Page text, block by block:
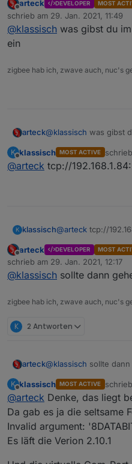
Fehlermeldung
Offline
arteck DEVELOPER MOST
schrieb am 29. Jan. 2021, 11:49
zuletzt editiert von
@klassisch was gibst du
ein
zigbee hab ich, zwave auch, nuc's
arteck@klassisch was gibst
K
Offline
klassisch MOST ACTIVE
zuletzt
@arteck tcp://
K klassisch@arteck tcp://
Offline
arteck DEVELOPER MOST
schrieb am 29. Jan. 2021, 12:17
zuletzt editiert von
@klassisch sollte dann
zigbee hab ich, zwave auch, nuc's
K 2 Antworten
arteck@klassisch sollte
K
Offline
klassisch MOST ACTIVE
zuletzt
@arteck Denke, das liegt
Da gab es ja die seltsame
Invalid argument:
Es läft die Verion 2.10.1